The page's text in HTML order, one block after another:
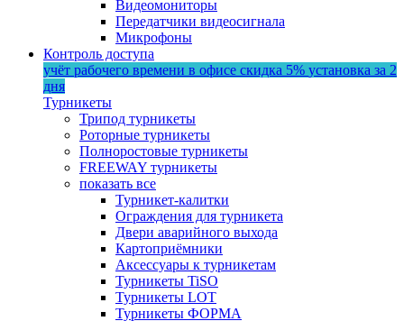
Видеомониторы
Передатчики видеосигнала
Микрофоны
Контроль доступа
учёт рабочего времени в офисе скидка 5% установка за 2
дня
Турникеты
Трипод турникеты
Роторные турникеты
Полноростовые турникеты
FREEWAY турникеты
показать все
Турникет-калитки
Ограждения для турникета
Двери аварийного выхода
Картоприёмники
Аксессуары к турникетам
Турникеты TiSO
Турникеты LOT
Турникеты ФОРМА